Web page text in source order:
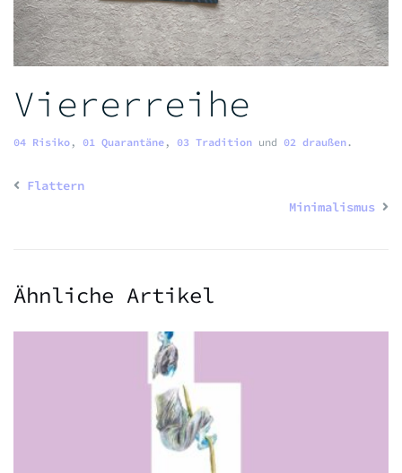
Viererreihe
04 Risiko , 01 Quarantäne , 03 Tradition und 02 draußen.
Flattern
Minimalismus
Ähnliche Artikel